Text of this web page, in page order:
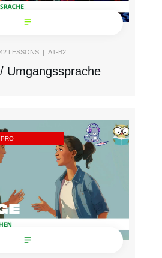
42LESSONS | A1-B2
Umgangssprache
PRO